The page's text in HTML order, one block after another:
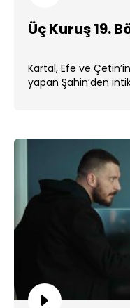
Üç Kuruş 19.
Kartal, Efe ve
yapan Şahin’den